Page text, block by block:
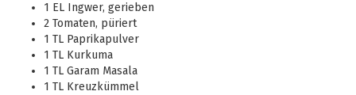
1 EL Ingwer, gerieben
2 Tomaten, püriert
1 TL Paprikapulver
1 TL Kurkuma
1 TL Garam Masala
1 TL Kreuzkümmel